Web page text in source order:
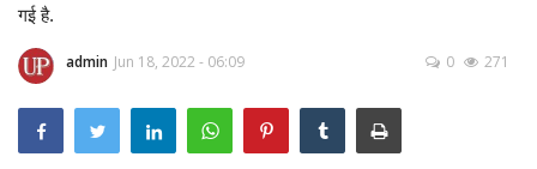
बिज़नेस
मनोरंजन
गई है.
admin Jun 18, 2022 - 06:09 0 271